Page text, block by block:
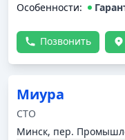
Особенности:
Позвонить
Миура
СТО
Минск, пер.